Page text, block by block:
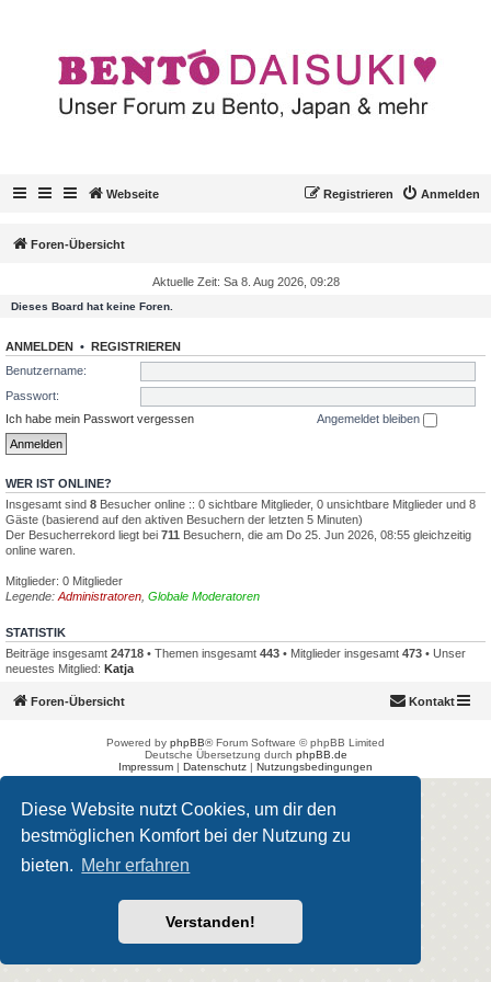
Diese Website nutzt Cookies, um dir den
bestmöglichen Komfort bei der Nutzung zu
bieten. Mehr erfahren
Verstanden!
Webseite Anmelden
Registrieren
Foren-Übersicht
Aktuelle Zeit: Sa 8. Aug 2026, 09:28
Dieses Board hat keine Foren.
ANMELDEN • REGISTRIEREN
Benutzername:
Passwort:
Ich habe mein Passwort vergessen
Angemeldet bleiben
WER IST ONLINE?
Insgesamt sind 8 Besucher online :: 0 sichtbare Mitglieder, 0 unsichtbare Mitglieder und 8
Gäste (basierend auf den aktiven Besuchern der letzten 5 Minuten)
Der Besucherrekord liegt bei 711 Besuchern, die am Do 25. Jun 2026, 08:55 gleichzeitig
online waren.
Mitglieder: 0 Mitglieder
Legende: Administratoren Globale Moderatoren
STATISTIK
Beiträge insgesamt 24718 • Themen insgesamt 443 • Mitglieder insgesamt 473 • Unser
neuestes Mitglied: Katja
Foren-Übersicht Kontakt
Powered by phpBB® Forum Software © phpBB Limited
Deutsche Übersetzung durch phpBB.de
Impressum | Datenschutz | Nutzungsbedingungen